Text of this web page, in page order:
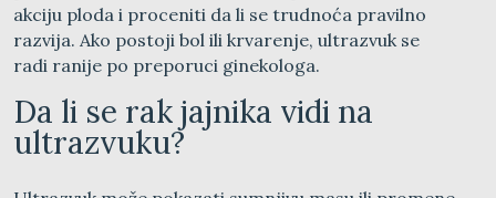
akciju ploda i proceniti da li se trudnoća pravilno
razvija. Ako postoji bol ili krvarenje, ultrazvuk se
radi ranije po preporuci ginekologa.
Da li se rak jajnika vidi na
ultrazvuku?